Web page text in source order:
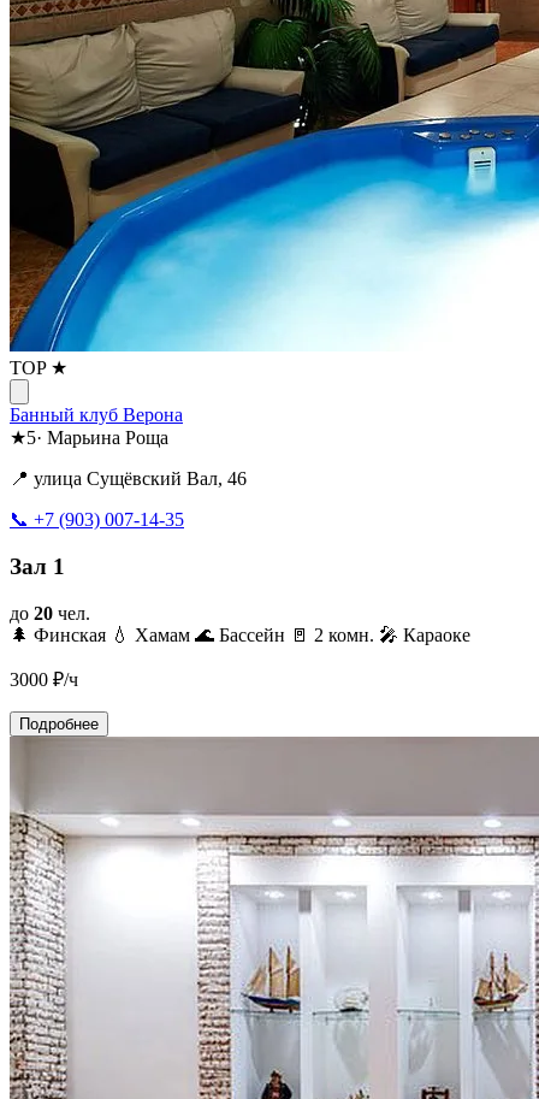
TOP ★
Банный клуб Верона
★5· Марьина Роща
📍 улица Сущёвский Вал, 46
📞 +7 (903) 007-14-35
Зал 1
до 20 чел.
🌲 Финская 💧 Хамам 🌊 Бассейн 🚪 2 комн. 🎤 Караоке
3000 ₽/ч
Подробнее